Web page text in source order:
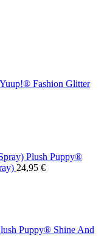
Yuup!® Fashion Glitter
Plush Puppy®
24,95 €
Puppy® Shine And